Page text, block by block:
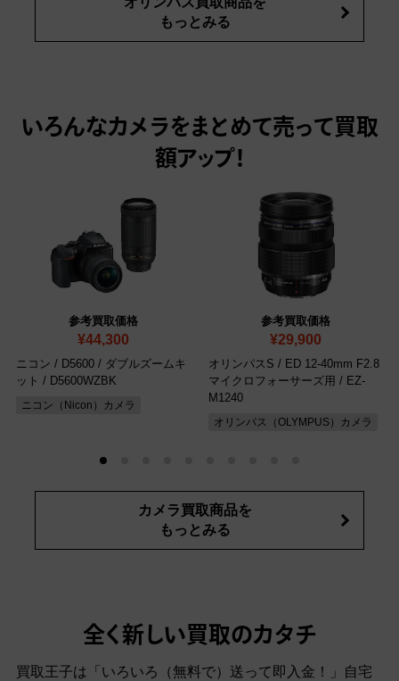
もっとみる
いろんなカメラをまとめて売って買取
額アップ！
参考買取価格
¥44,300
ニコン / D5600 / ダブルズームキ
ット / ‎D5600WZBK
ニコン（Nicon）カメラ
参考買取価格
¥29,900
オリンパスS / ED 12-40mm F2.8
マイクロフォーサーズ用 / ‎EZ-
M1240
オリンパス（OLYMPUS）カメラ
カメラ買取商品を
もっとみる
全く新しい買取のカタチ
買取王子は「いろいろ（無料で）送って即入金！」自宅